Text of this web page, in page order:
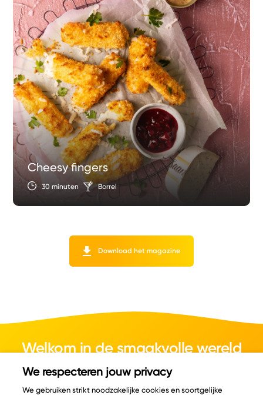
Cheesy fingers
30 minuten Borrel
Download het magazine
Welkom in de smaakvolle wereld
van kaas.
We respecteren jouw privacy
We gebruiken strikt noodzakelijke cookies en soortgelijke